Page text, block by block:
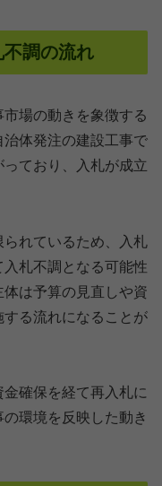
調の流れ
場の動きを象徴する
体発注の建設工事で
ており、入札が成立
れているため、入札
札不調となる可能性
は予算の見直しや資
る流れになることが
確保を経て再入札に
環境を反映した動き